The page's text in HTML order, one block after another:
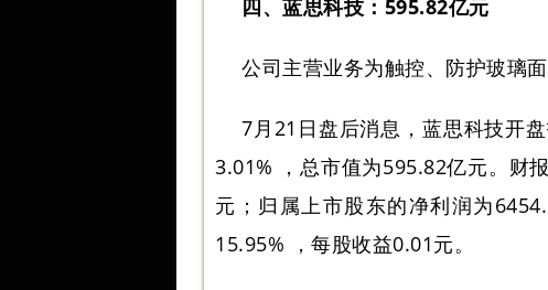
四、蓝思科技：595.82亿元
公司主营业务为触控、防护玻璃
7月21日盘后消息，蓝思科技开
3.01% ，总市值为595.82亿元。财
元；归属上市股东的净利润为
15.95% ，每股收益0.01元。